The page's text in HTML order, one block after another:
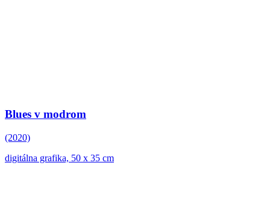
Blues v modrom
(2020)
digitálna grafika, 50 x 35 cm